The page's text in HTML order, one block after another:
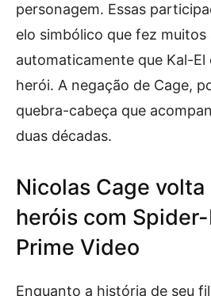
personagem. Essas
elo simbólico que fez muitos
automaticamente que Kal-
herói. A negação de Cage,
quebra-cabeça que
duas décadas.
Nicolas Cage
heróis com
Prime Video
Enquanto a história de seu